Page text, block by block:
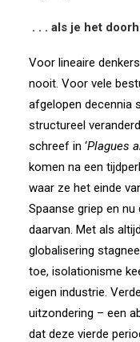
. . . als je het
Voor lineaire
nooit. Voor vele
afgelopen decennia
structureel
schreef in ‘Plagues
komen na een
waar ze het einde
Spaanse griep en
daarvan. Met als
globalisering
toe, isolationisme
eigen industrie.
uitzondering – een
dat deze vierde